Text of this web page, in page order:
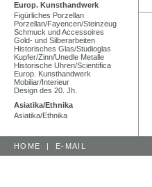
Europ. Kunsthandwerk
Figürliches Porzellan
Porzellan/Fayencen/Steinzeug
Schmuck und Accessoires
Gold- und Silberarbeiten
Historisches Glas/Studioglas
Kupfer/Zinn/Unedle Metalle
Historische Uhren/Scientifica
Europ. Kunsthandwerk
Mobiliar/Interieur
Design des 20. Jh.
Asiatika/Ethnika
Asiatika/Ethnika
HOME | E-MAIL